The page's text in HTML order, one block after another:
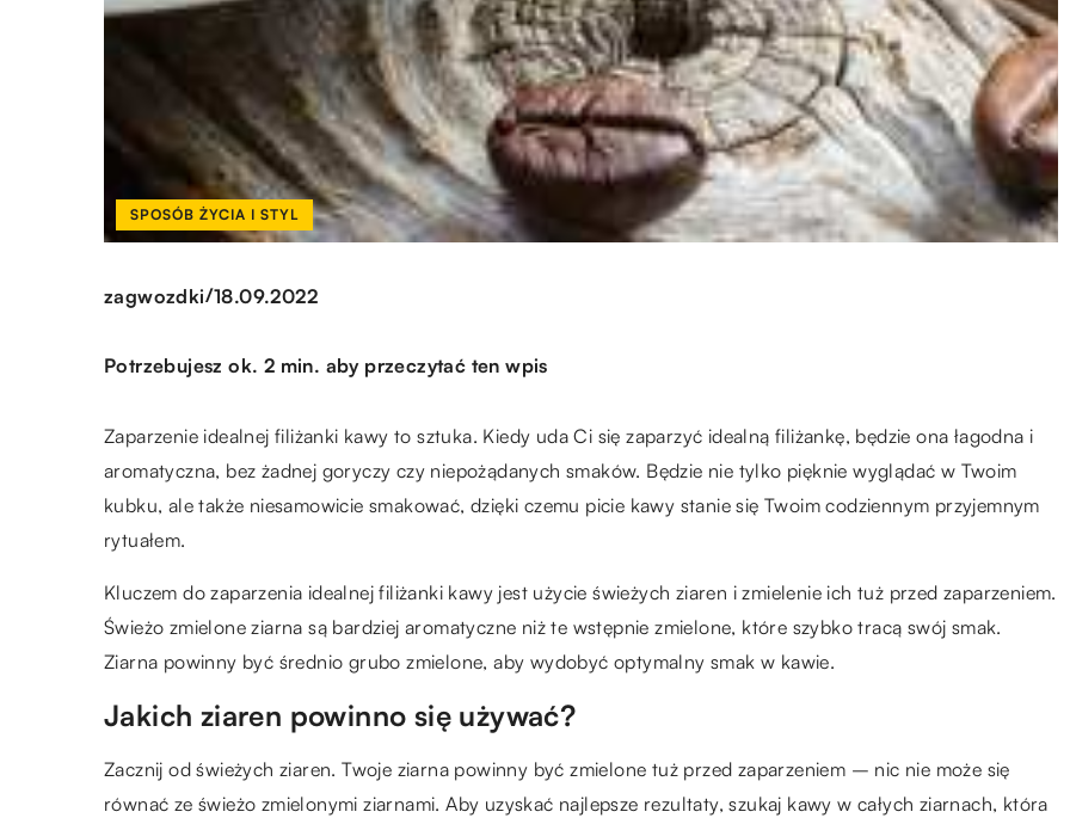
SPOSÓB ŻYCIA I STYL
zagwozdki/18.09.2022
Potrzebujesz ok. 2 min. aby przeczytać ten wpis
Zaparzenie idealnej filiżanki kawy to sztuka. Kiedy uda Ci się zaparzyć idealną filiżankę, będzie ona łagodna i
aromatyczna, bez żadnej goryczy czy niepożądanych smaków. Będzie nie tylko pięknie wyglądać w Twoim
kubku, ale także niesamowicie smakować, dzięki czemu picie kawy stanie się Twoim codziennym przyjemnym
rytuałem.
Kluczem do zaparzenia idealnej filiżanki kawy jest użycie świeżych ziaren i zmielenie ich tuż przed zaparzeniem.
Świeżo zmielone ziarna są bardziej aromatyczne niż te wstępnie zmielone, które szybko tracą swój smak.
Ziarna powinny być średnio grubo zmielone, aby wydobyć optymalny smak w kawie.
Jakich ziaren powinno się używać?
Zacznij od świeżych ziaren. Twoje ziarna powinny być zmielone tuż przed zaparzeniem – nic nie może się
równać ze świeżo zmielonymi ziarnami. Aby uzyskać najlepsze rezultaty, szukaj kawy w całych ziarnach, która